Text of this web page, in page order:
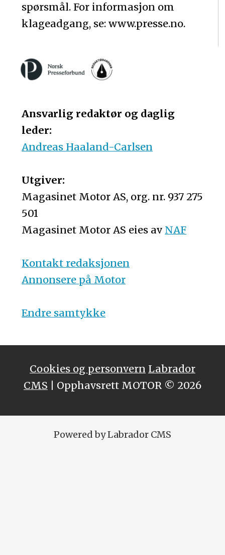
spørsmål. For informasjon om
klageadgang, se: www.presse.no.
Ansvarlig redaktør og daglig
leder:
Andreas Haaland-Carlsen
Utgiver:
Magasinet Motor AS, org. nr. 937 275
501
Magasinet Motor AS eies av NAF
Kontakt redaksjonen
Annonsere på Motor
Endre samtykke
Cookies og personvern Labrador
CMS | Opphavsrett MOTOR © 2026
Powered by Labrador CMS